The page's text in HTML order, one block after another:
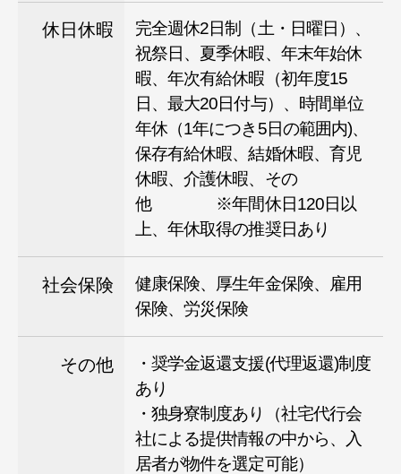
休日休暇
完全週休2日制（土・日曜日）、
祝祭日、夏季休暇、年末年始休
暇、年次有給休暇（初年度15
日、最大20日付与）、時間単位
年休（1年につき5日の範囲内)、
保存有給休暇、結婚休暇、育児
休暇、介護休暇、その
他 ※年間休日120日以
上、年休取得の推奨日あり
社会保険
健康保険、厚生年金保険、雇用
保険、労災保険
その他
・奨学金返還支援(代理返還)制度
あり
・独身寮制度あり（社宅代行会
社による提供情報の中から、入
居者が物件を選定可能）